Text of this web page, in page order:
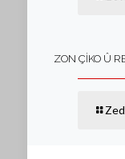
ZON ÇİKO Û